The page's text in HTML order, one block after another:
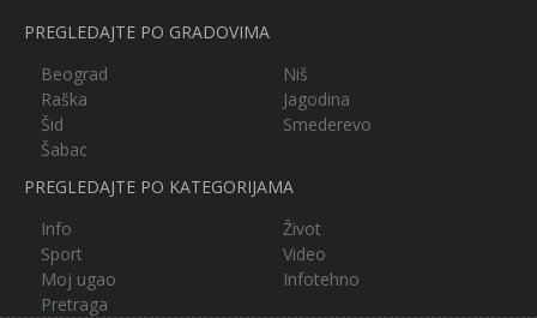
PREGLEDAJTE PO GRADOVIMA
Beograd
Niš
Raška
Jagodina
Šid
Smederevo
Šabac
PREGLEDAJTE PO KATEGORIJAMA
Info
Život
Sport
Video
Moj ugao
Infotehno
Pretraga